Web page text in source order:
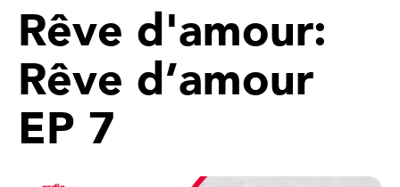
Rêve d'amour:
Rêve d’amour
EP 7